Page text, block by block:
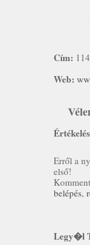
Cím:
Web:
Erről a
első!
belépés,
Legy�l